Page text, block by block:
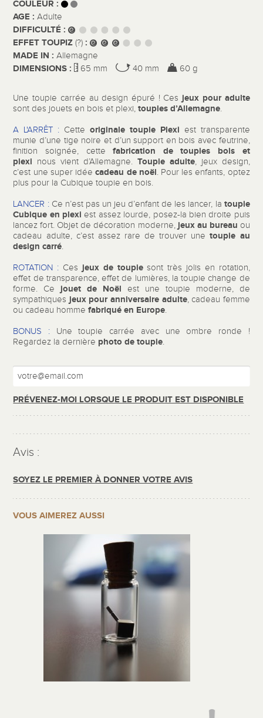
COULEUR :
AGE :Adulte
DIFFICULTÉ :
EFFET TOUPIZ(?) :
MADE IN :Allemagne
DIMENSIONS : 65 mm 40 mm 60 g
Une toupie carrée au design épuré ! Cesjeux pour adulte
sont des jouets en bois et plexi,toupies d’Allemagne.
A L'ARRÊT : Cetteoriginale toupie Plexi est transparente
munie d’une tige noire et d’un support en bois avec feutrine,
finition soignée, cettefabrication de toupies bois et
plexi nous vient d’Allemagne. Toupie adulte, jeux design,
c’est une super idéecadeau de noël. Pour les enfants, optez
plus pour la Cubique toupie en bois.
LANCER : Ce n’est pas un jeu d’enfant de les lancer, la toupie
Cubique en plexi est assez lourde, posez-la bien droite puis
lancez fort. Objet de décoration moderne, jeux au bureau ou
cadeau adulte, c’est assez rare de trouver une toupie au
design carré.
ROTATION : Ces jeux de toupiesont très jolis en rotation,
effet de transparence, effet de lumières, la toupie change de
forme. Cejouet de Noël est une toupie moderne, de
sympathiques jeux pour anniversaire adulte, cadeau femme
ou cadeau hommefabriqué en Europe.
BONUS : Une toupie carrée avec une ombre ronde !
Regardez la dernière photo de toupie.
PRÉVENEZ-MOI LORSQUE LE PRODUIT EST DISPONIBLE
Avis :
SOYEZ LE PREMIER À DONNER VOTRE AVIS
VOUS AIMEREZ AUSSI